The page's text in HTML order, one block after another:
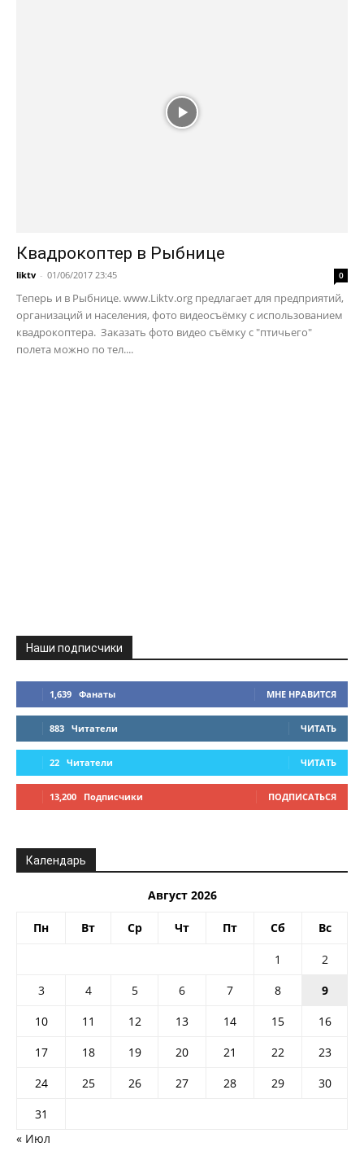
Квадрокоптер в Рыбнице
liktv - 01/06/2017 23:45 0
Теперь и в Рыбнице. www.Liktv.org предлагает для предприятий,
организаций и населения, фото видеосъёмку с использованием
квадрокоптера. Заказать фото видео съёмку с "птичьего"
полета можно по тел....
Наши подписчики
1,639 Фанаты МНЕ НРАВИТСЯ
883 Читатели ЧИТАТЬ
22 Читатели ЧИТАТЬ
13,200 Подписчики ПОДПИСАТЬСЯ
Календарь
Август 2026
Пн Вт Ср Чт Пт Сб Вс
1
2
3
4 5 6 7 8
9
10
11 12 13 14 15
16
17
18 19 20 21 22
23
24
25 26 27 28 29
30
31
« Июл